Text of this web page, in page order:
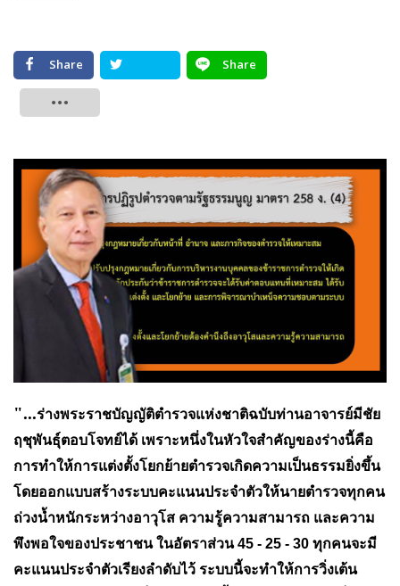
Share
Share
"...ร่างพระราชบัญญัติตำรวจแห่งชาติฉบับท่านอาจารย์มีชัย
ฤชุพันธุ์ตอบโจทย์ได้ เพราะหนึ่งในหัวใจสำคัญของร่างนี้คือ
การทำให้การแต่งตั้งโยกย้ายตำรวจเกิดความเป็นธรรมยิ่งขึ้น
โดยออกแบบสร้างระบบคะแนนประจำตัวให้นายตำรวจทุกคน
ถ่วงน้ำหนักระหว่างอาวุโส ความรู้ความสามารถ และความ
พึงพอใจของประชาชน ในอัตราส่วน 45 - 25 - 30 ทุกคนจะมี
คะแนนประจำตัวเรียงลำดับไว้ ระบบนี้จะทำให้การวิ่งเต้น